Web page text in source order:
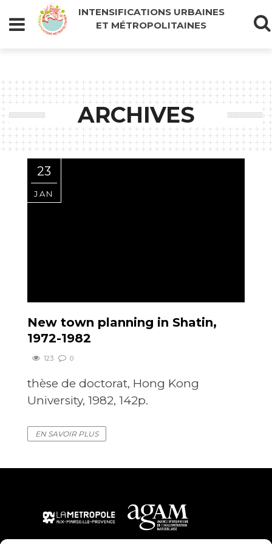
INTENSIFICATIONS URBAINES
ET MÉTROPOLITAINES
ARCHIVES
23
JAN
New town planning in Shatin,
1972-1982
123 0
thèse de doctorat, Hong Kong
University, 1982, 142p.
EN SAVOIR PLUS